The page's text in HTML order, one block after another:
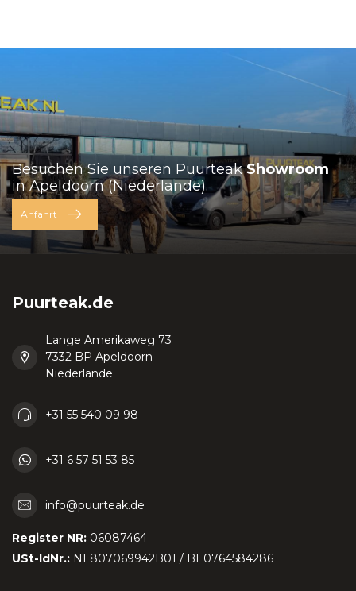
Besuchen Sie unseren PuurteakShowroom
in Apeldoorn (Niederlande).
Anfahrt
Puurteak.de
Lange Amerikaweg 73
7332 BP Apeldoorn
Niederlande
+31 55 540 09 98
+31 6 57 51 53 85
info@puurteak.de
Register NR: 06087464
USt-IdNr.: NL807069942B01 / BE0764584286